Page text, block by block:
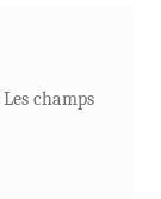
Les champs